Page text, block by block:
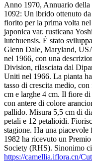
Anno 1970, Annuario
1092: Un ibrido ottenuto
fiorito per la prima volta
japonica var. rusticana
lutchuensis. È stato
Glenn Dale, Maryland,
nel 1966, con una
Division, rilasciata dal
Uniti nel 1966. La pianta
tasso di crescita medio,
cm e larghe 4 cm. Il fiore
con antere di colore
pallido. Misura 5,5 cm di
petali e 12 petalioidi.
stagione. Ha una piacevole
1982 ha ricevuto un
Society (RHS). Sinonimo
https://camellia.iflora.cn/